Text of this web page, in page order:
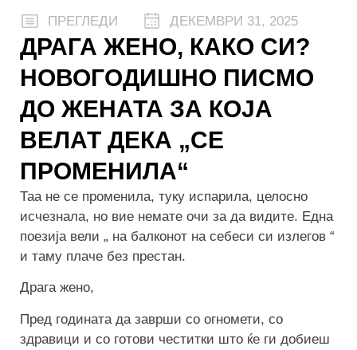
ПРЕГЛЕДИ ДЕКЕМВРИ 31, 2025
ДРАГА ЖЕНО, КАКО СИ?
НОВОГОДИШНО ПИСМО
ДО ЖЕНАТА ЗА КОЈА
ВЕЛАТ ДЕКА „СЕ
ПРОМЕНИЛА“
Таа не се променила, туку испарила, целосно
исчезнала, но вие немате очи за да видите. Една
поезија вели „ на балконот на себеси си излегов “
и таму плаче без престан.
Драга жено,
Пред годината да заврши со огномети, со
здравици и со готови честитки што ќе ги добиеш